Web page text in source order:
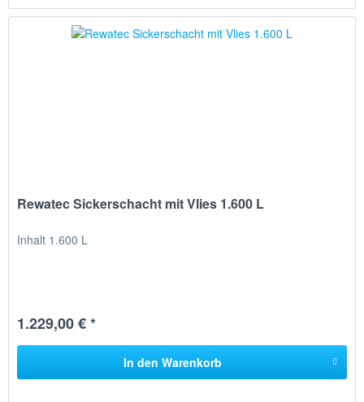
Rewatec Sickerschacht mit Vlies 1.600 L
Inhalt 1.600 L
1.229,00 € *
In den Warenkorb